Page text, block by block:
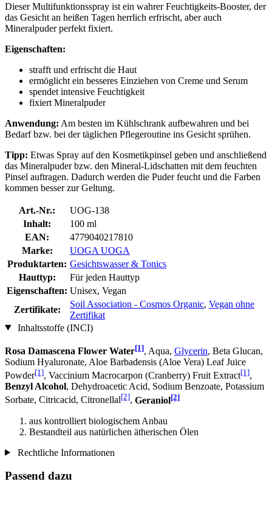
Dieser Multifunktionsspray ist ein wahrer Feuchtigkeits-Booster, der
das Gesicht an heißen Tagen herrlich erfrischt, aber auch
Mineralpuder perfekt fixiert.
Eigenschaften:
strafft und erfrischt die Haut
ermöglicht ein besseres Einziehen von Creme und Serum
spendet intensive Feuchtigkeit
fixiert Mineralpuder
Anwendung: Am besten im Kühlschrank aufbewahren und bei
Bedarf bzw. bei der täglichen Pflegeroutine ins Gesicht sprühen.
Tipp: Etwas Spray auf den Kosmetikpinsel geben und anschließend
das Mineralpuder bzw. den Mineral-Lidschatten mit dem feuchten
Pinsel auftragen. Dadurch werden die Puder feucht und die Farben
kommen besser zur Geltung.
Art.-Nr.:
UOG-138
Inhalt:
100 ml
EAN:
4779040217810
Marke:
UOGA UOGA
Produktarten: Gesichtswasser & Tonics
Hauttyp:
Für jeden Hauttyp
Eigenschaften: Unisex, Vegan
Zertifikate:
Soil Association - Cosmos Organic, Vegan ohne
Zertifikat
Inhaltsstoffe (INCI)
Rosa Damascena Flower Water[1], Aqua, Glycerin, Beta Glucan,
Sodium Hyaluronate, Aloe Barbadensis (Aloe Vera) Leaf Juice
Powder[1], Vaccinium Macrocarpon (Cranberry) Fruit Extract[1],
Benzyl Alcohol, Dehydroacetic Acid, Sodium Benzoate, Potassium
Sorbate, Citricacid, Citronellal[2], Geraniol[2]
aus kontrolliert biologischem Anbau
Bestandteil aus natürlichen ätherischen Ölen
Rechtliche Informationen
Passend dazu